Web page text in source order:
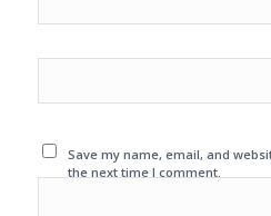
Save my name, email, and
the next time I comment.